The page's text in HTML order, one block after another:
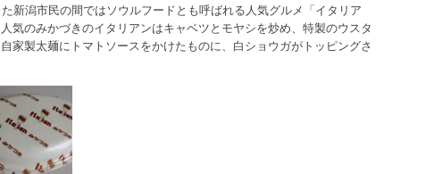
新潟市民の間ではソウルフードとも呼ばれる人気グルメ「イタリア
気のみかづきのイタリアンはキャベツとモヤシを炒め、特製のウスタ
家製太麺にトマトソースをかけたものに、白ショウガがトッピングさ